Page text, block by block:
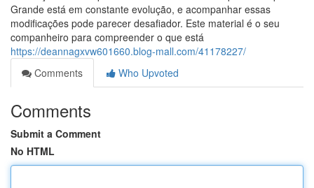
Grande está em constante evolução, e acompanhar essas
modificações pode parecer desafiador. Este material é o seu
companheiro para compreender o que está
https://deannagxvw601660.blog-mall.com/41178227/
Comments
Who Upvoted
Comments
Submit a Comment
No HTML